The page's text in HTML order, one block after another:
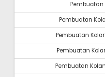
Pembuatan
Pembuatan
Pembuatan
Pembuatan
Pembuatan